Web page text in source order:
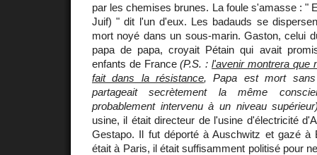
par les chemises brunes. La foule s'amasse : "
Juif) " dit l'un d'eux. Les badauds se
mort noyé dans un sous-marin. Gaston, celui
papa de papa, croyait Pétain qui avait
enfants de France(P.S. :l'avenir montrera que
fait dans la résistance, Papa est mort
partageait secrètement la même
probablement intervenu à un niveau
usine, il était directeur de l'usine d'électricité
Gestapo. Il fut déporté à Auschwitz et gazé à
était à Paris, il était suffisamment politisé pour